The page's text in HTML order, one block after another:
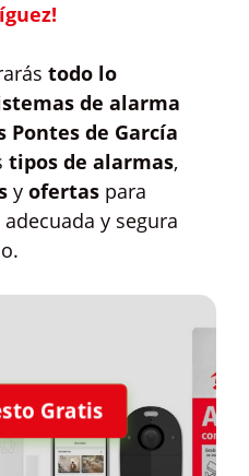
todo lo
de alarma
Pontes de García
tipos de alarmas,
y ofertas para
y segura
Gratis